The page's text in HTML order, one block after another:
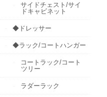
サイドチェスト/サイ
ドキャビネット
◆ドレッサー
◆ラック/コートハンガー
コートラック/コート
ツリー
ラダーラック